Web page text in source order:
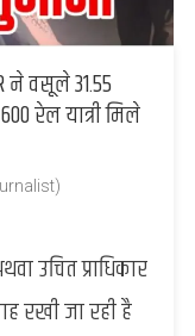
ने वसूले 31.55
रेल यात्री मिले
उचित प्राधिकार
रखी जा रही है